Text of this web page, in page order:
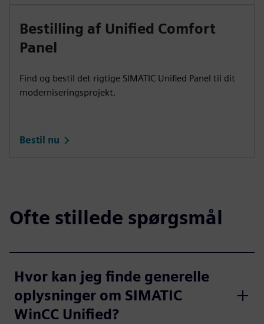
Bestilling af Unified Comfort
Panel
Find og bestil det rigtige SIMATIC Unified Panel til dit
moderniseringsprojekt.
Bestil nu
Ofte stillede spørgsmål
Hvor kan jeg finde generelle
oplysninger om SIMATIC
WinCC Unified?